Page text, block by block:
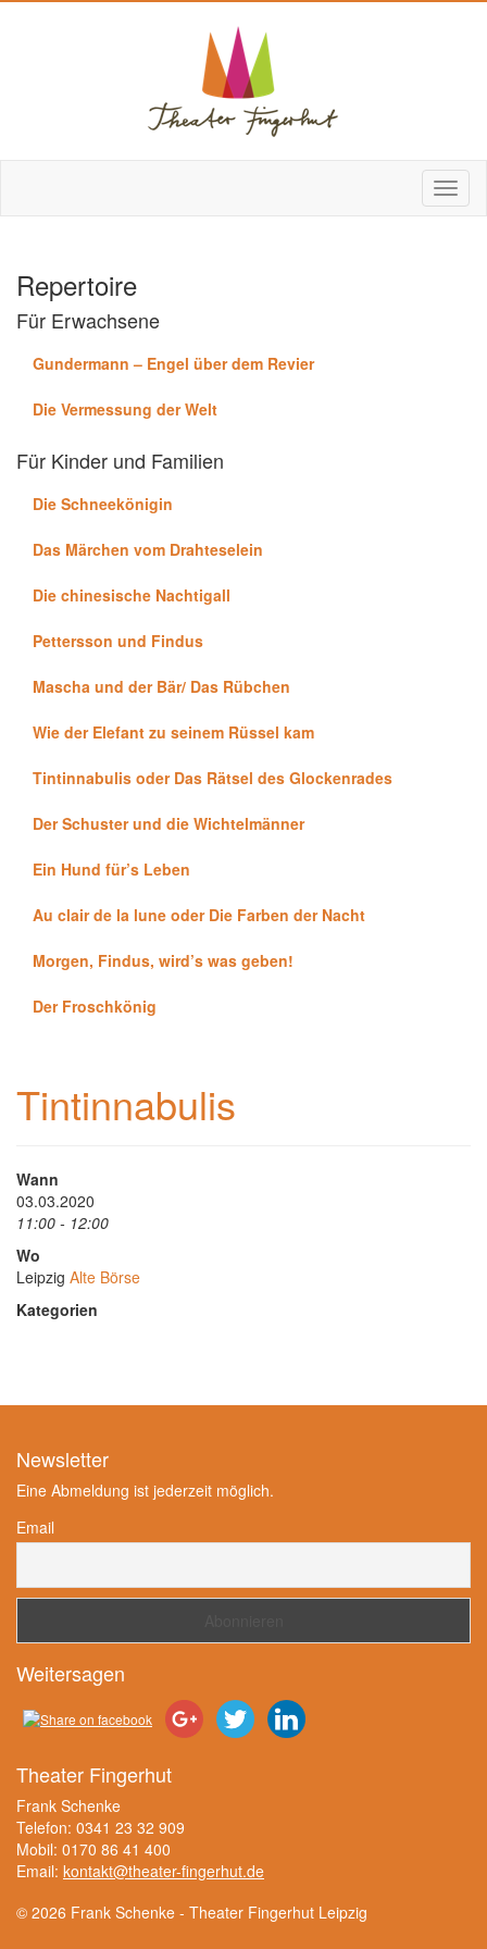
Repertoire
Für Erwachsene
Gundermann – Engel über dem Revier
Die Vermessung der Welt
Für Kinder und Familien
Die Schneekönigin
Das Märchen vom Drahteselein
Die chinesische Nachtigall
Pettersson und Findus
Mascha und der Bär/ Das Rübchen
Wie der Elefant zu seinem Rüssel kam
Tintinnabulis oder Das Rätsel des Glockenrades
Der Schuster und die Wichtelmänner
Ein Hund für’s Leben
Au clair de la lune oder Die Farben der Nacht
Morgen, Findus, wird’s was geben!
Der Froschkönig
Tintinnabulis
Wann
03.03.2020
11:00 - 12:00
Wo
Leipzig Alte Börse
Kategorien
Newsletter
Eine Abmeldung ist jederzeit möglich.
Email
Weitersagen
Theater Fingerhut
Frank Schenke
Telefon: 0341 23 32 909
Mobil: 0170 86 41 400
Email: kontakt@theater-fingerhut.de
© 2026 Frank Schenke - Theater Fingerhut Leipzig